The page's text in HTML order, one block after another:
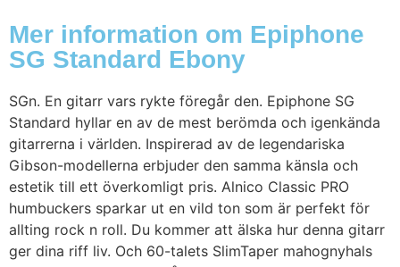
Mer information om Epiphone
SG Standard Ebony
SGn. En gitarr vars rykte föregår den. Epiphone SG
Standard hyllar en av de mest berömda och igenkända
gitarrerna i världen. Inspirerad av de legendariska
Gibson-modellerna erbjuder den samma känsla och
estetik till ett överkomligt pris. Alnico Classic PRO
humbuckers sparkar ut en vild ton som är perfekt för
allting rock n roll. Du kommer att älska hur denna gitarr
ger dina riff liv. Och 60-talets SlimTaper mahognyhals